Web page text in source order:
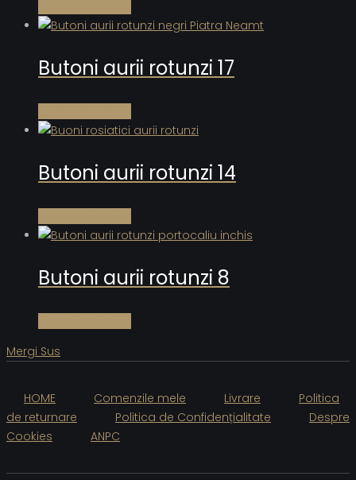
Butoni aurii rotunzi 17
Butoni aurii rotunzi 14
Butoni aurii rotunzi 8
Mergi Sus
HOME Comenzile mele Livrare
Politica
de returnare
Politica de Confidențialitate
Despre
Cookies
ANPC